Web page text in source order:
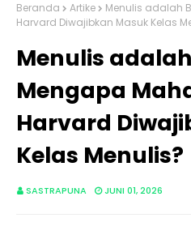
Beranda Artike
Menulis adalah
Harvard Diwajibkan Masuk Kelas
Menulis
Mengapa
Harvard
Kelas Menulis?
SASTRAPUNA JUNI 01, 2026